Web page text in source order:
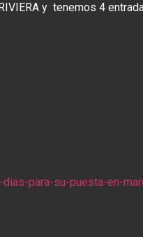
y tenemos 4
para-su-puesta-en-